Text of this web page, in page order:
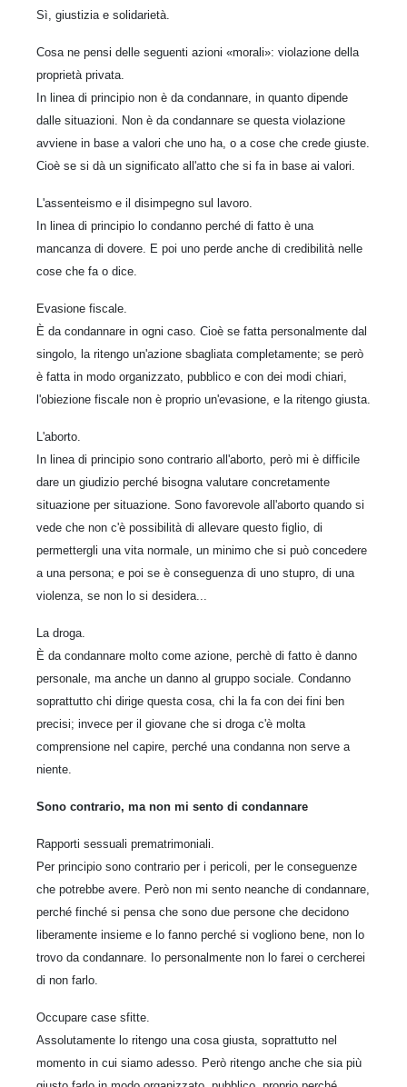
Sì, giustizia e solidarietà.
Cosa ne pensi delle seguenti azioni «morali»: violazione della
proprietà privata.
In linea di principio non è da condannare, in quanto dipende
dalle situazioni. Non è da condannare se questa violazione
avviene in base a valori che uno ha, o a cose che crede giuste.
Cioè se si dà un significato all'atto che si fa in base ai valori.
L'assenteismo e il disimpegno sul lavoro.
In linea di principio lo condanno perché di fatto è una
mancanza di dovere. E poi uno perde anche di credibilità nelle
cose che fa o dice.
Evasione fiscale.
È da condannare in ogni caso. Cioè se fatta personalmente dal
singolo, la ritengo un'azione sbagliata completamente; se però
è fatta in modo organizzato, pubblico e con dei modi chiari,
l'obiezione fiscale non è proprio un'evasione, e la ritengo giusta.
L'aborto.
In linea di principio sono contrario all'aborto, però mi è difficile
dare un giudizio perché bisogna valutare concretamente
situazione per situazione. Sono favorevole all'aborto quando si
vede che non c'è possibilità di allevare questo figlio, di
permettergli una vita normale, un minimo che si può concedere
a una persona; e poi se è conseguenza di uno stupro, di una
violenza, se non lo si desidera...
La droga.
È da condannare molto come azione, perchè di fatto è danno
personale, ma anche un danno al gruppo sociale. Condanno
soprattutto chi dirige questa cosa, chi la fa con dei fini ben
precisi; invece per il giovane che si droga c'è molta
comprensione nel capire, perché una condanna non serve a
niente.
Sono contrario, ma non mi sento di condannare
Rapporti sessuali prematrimoniali.
Per principio sono contrario per i pericoli, per le conseguenze
che potrebbe avere. Però non mi sento neanche di condannare,
perché finché si pensa che sono due persone che decidono
liberamente insieme e lo fanno perché si vogliono bene, non lo
trovo da condannare. Io personalmente non lo farei o cercherei
di non farlo.
Occupare case sfitte.
Assolutamente lo ritengo una cosa giusta, soprattutto nel
momento in cui siamo adesso. Però ritengo anche che sia più